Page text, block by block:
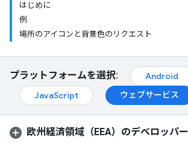
はじめに
例
場所のアイコンと背景色のリクエスト
プラットフォームを選択: Android
JavaScript
ウェブサービス
欧州経済領域（EEA）のデベロッパー